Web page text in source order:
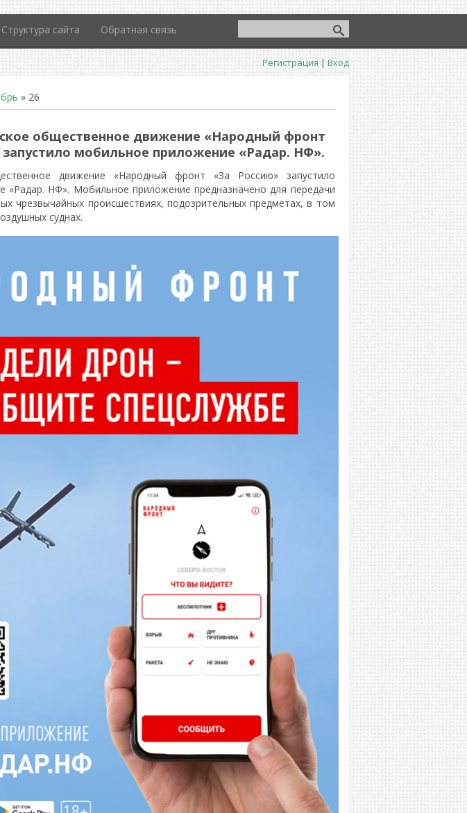
Структура сайта Обратная связь
Регистрация|Вход
» 26
общественное движение «Народный фронт
мобильное приложение «Радар. НФ».
движение «Народный фронт «За Россию» запустило
«Радар. НФ». Мобильное приложение предназначено для передачи
чрезвычайных происшествиях, подозрительных предметах, в том
суднах.